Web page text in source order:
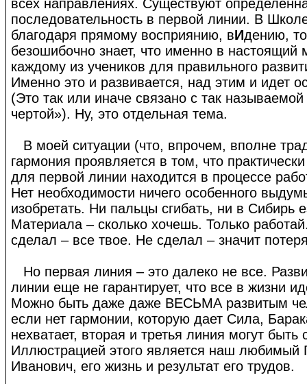
всех направлениях. Существуют
последовательность в первой линии. В
благодаря прямому восприянию, вИдению,
безошибочно знает, что именно в настоящий
каждому из учеников для правильного
Именно это и развивается, над этим и идет
(Это так или иначе связано с так называемой
чертой»). Ну, это отдельная тема.
В моей ситуации (что, впрочем, вполне
гармония проявляется в том, что
для первой линии находится в процессе
Нет необходимости ничего особенного
изобретать. Ни пальцы сгибать, ни в Сибирь
Материала – сколько хочешь. Только
сделал – все твое. Не сделал – значит
Но первая линия – это далеко не все.
линии еще не гарантирует, что все в жизни
Можно быть даже даже ВЕСЬМА развитым
если нет гармонии, которую дает Сила,
нехватает, вторая и третья линия могут
Иллюстрацией этого является наш любимый
Иванович, его жизнь и результат его трудов.